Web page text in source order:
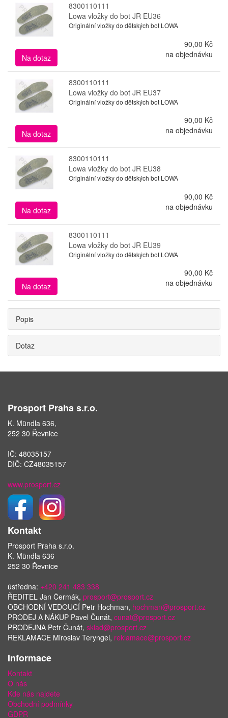
8300110111
Lowa vložky do bot JR EU36
Originální vložky do dětských bot LOWA
90,00 Kč
Na dotaz
na objednávku
8300110111
Lowa vložky do bot JR EU37
Originální vložky do dětských bot LOWA
90,00 Kč
Na dotaz
na objednávku
8300110111
Lowa vložky do bot JR EU38
Originální vložky do dětských bot LOWA
90,00 Kč
Na dotaz
na objednávku
8300110111
Lowa vložky do bot JR EU39
Originální vložky do dětských bot LOWA
90,00 Kč
Na dotaz
na objednávku
Popis
Dotaz
Prosport Praha s.r.o.
K. Mündla 636,
252 30 Řevnice
IČ: 48035157
DIČ: CZ48035157
www.prosport.cz
Kontakt
Prosport Praha s.r.o.
K. Mündla 636
252 30 Řevnice
ústředna: +420 241 483 338
ŘEDITEL Jan Čermák, prosport@prosport.cz
OBCHODNÍ VEDOUCÍ Petr Hochman, hochman@prosport.cz
PRODEJ A NÁKUP Pavel Čunát, cunat@prosport.cz
PRODEJNA Petr Čunát, sklad@prosport.cz
REKLAMACE Miroslav Teryngel, reklamace@prosport.cz
Informace
Kontakt
O nás
Kde nás najdete
Obchodní podmínky
GDPR